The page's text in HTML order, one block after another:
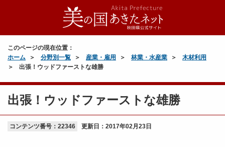
このページの現在位置：
ホーム
分野別一覧 産業・雇用 林業・水産業
木材利用
出張！ウッドファーストな雄勝
出張！ウッドファーストな雄勝
コンテンツ番号：22346 更新日： 2017年02月23日